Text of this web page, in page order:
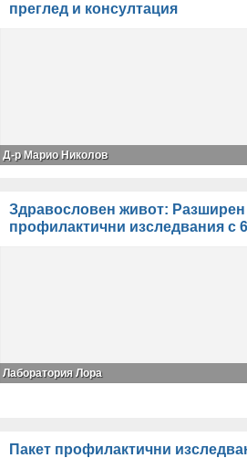
преглед и консултация
Д-р Марио Николов
Здравословен живот: Разширен
профилактични изследвания с
Лаборатория Лора
Пакет профилактични